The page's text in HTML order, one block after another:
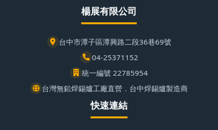
楊展有限公司
台中市潭子區潭興路二段36巷69號
04-25371152
統一編號 22785954
台灣無鉛焊錫爐工廠直營．台中焊錫爐製造商
快速連結